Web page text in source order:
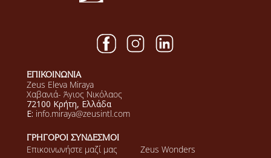
ΕΠΙΚΟΙΝΩΝΙΑ
Zeus Eleva Miraya
Χαβανιά- Άγιος Νικόλαος
72100 Κρήτη, Ελλάδα
E: info.miraya@zeusintl.com
ΓΡΗΓΟΡΟΙ ΣΥΝΔΕΣΜΟΙ
Επικοινωνήστε μαζί μας
Zeus Wonders